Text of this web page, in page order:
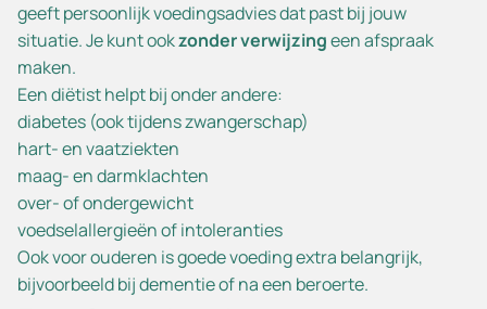
geeft persoonlijk voedingsadvies dat past bij jouw
situatie. Je kunt ookzonder verwijzingeen afspraak
maken.
Een diëtist helpt bij onder andere:
diabetes (ook tijdens zwangerschap)
hart- en vaatziekten
maag- en darmklachten
over- of ondergewicht
voedselallergieën of intoleranties
Ook voor ouderen is goede voeding extra belangrijk,
bijvoorbeeld bij dementie of na een beroerte.